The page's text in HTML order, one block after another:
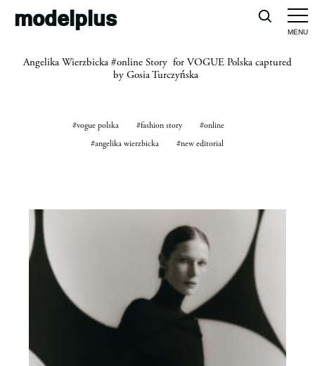
modelplus
Angelika Wierzbicka #online Story for VOGUE Polska captured
by Gosia Turczyńska
#vogue polska #fashion story
#online
#angelika wierzbicka
#new editorial